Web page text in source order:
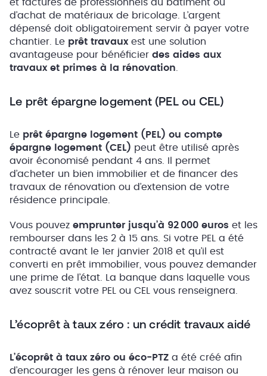
et factures de professionnels du bâtiment ou
d’achat de matériaux de bricolage. L’argent
dépensé doit obligatoirement servir à payer votre
chantier. Le prêt travaux est une solution
avantageuse pour bénéficier des aides aux
travaux et primes à la rénovation
Le prêt épargne logement (PEL ou CEL)
Le prêt épargne logement (PEL) ou compte
épargne logement (CEL) peut être utilisé après
avoir économisé pendant 4 ans. Il permet
d’acheter un bien immobilier et de financer des
travaux de rénovation ou d’extension de votre
résidence principale.
Vous pouvez emprunter jusqu’à 92 000 euros et les
rembourser dans les 2 à 15 ans. Si votre PEL a été
contracté avant le 1er janvier 2018 et qu’il est
converti en prêt immobilier, vous pouvez demander
une prime de l’état. La banque dans laquelle vous
avez souscrit votre PEL ou CEL vous renseignera.
L’écoprêt à taux zéro : un crédit travaux aidé
L’écoprêt à taux zéro ou éco-PTZ a été créé afin
d’encourager les gens à rénover leur maison ou